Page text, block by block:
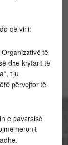
që vini:
të
dhe krytarit të
t’ju
përvejtor të
e pavarsisë
heronjt